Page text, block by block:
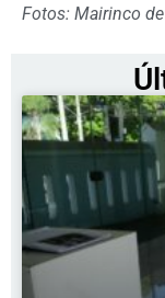
Fotos: Mairinco